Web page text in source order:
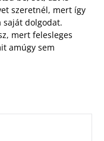
szeretnél, mert így
saját dolgodat.
mert felesleges
amúgy sem